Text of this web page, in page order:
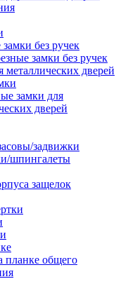
без ручек
замки без ручек
металлических дверей
замки для
дверей
задвижки
шпингалеты
защелок
планке общего